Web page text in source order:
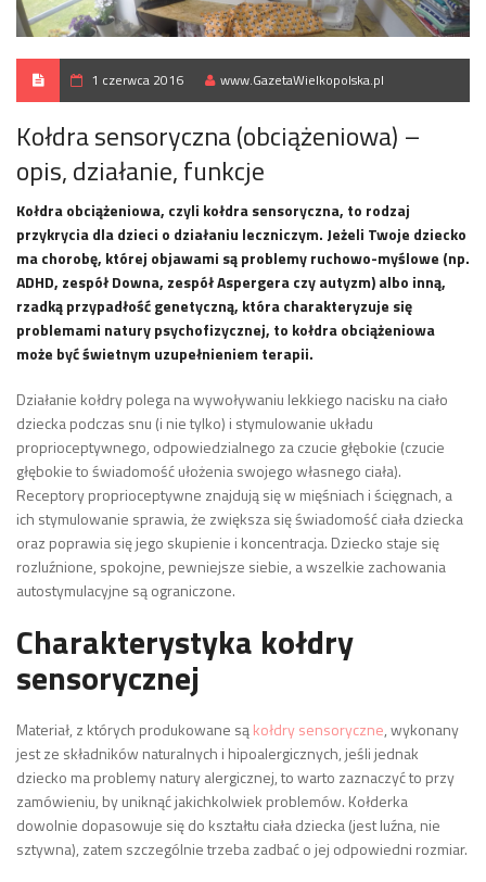
1 czerwca 2016 www.GazetaWielkopolska.pl
Kołdra sensoryczna (obciążeniowa) –
opis, działanie, funkcje
Kołdra obciążeniowa, czyli kołdra sensoryczna, to rodzaj
przykrycia dla dzieci o działaniu leczniczym. Jeżeli Twoje dziecko
ma chorobę, której objawami są problemy ruchowo-myślowe (np.
ADHD, zespół Downa, zespół Aspergera czy autyzm) albo inną,
rzadką przypadłość genetyczną, która charakteryzuje się
problemami natury psychofizycznej, to kołdra obciążeniowa
może być świetnym uzupełnieniem terapii.
Działanie kołdry polega na wywoływaniu lekkiego nacisku na ciało
dziecka podczas snu (i nie tylko) i stymulowanie układu
proprioceptywnego, odpowiedzialnego za czucie głębokie (czucie
głębokie to świadomość ułożenia swojego własnego ciała).
Receptory proprioceptywne znajdują się w mięśniach i ścięgnach, a
ich stymulowanie sprawia, że zwiększa się świadomość ciała dziecka
oraz poprawia się jego skupienie i koncentracja. Dziecko staje się
rozluźnione, spokojne, pewniejsze siebie, a wszelkie zachowania
autostymulacyjne są ograniczone.
Charakterystyka kołdry
sensorycznej
Materiał, z których produkowane sąkołdry sensoryczne, wykonany
jest ze składników naturalnych i hipoalergicznych, jeśli jednak
dziecko ma problemy natury alergicznej, to warto zaznaczyć to przy
zamówieniu, by uniknąć jakichkolwiek problemów. Kołderka
dowolnie dopasowuje się do kształtu ciała dziecka (jest luźna, nie
sztywna), zatem szczególnie trzeba zadbać o jej odpowiedni rozmiar.